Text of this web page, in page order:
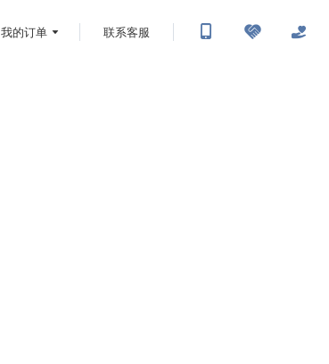
我的订单 联系客服